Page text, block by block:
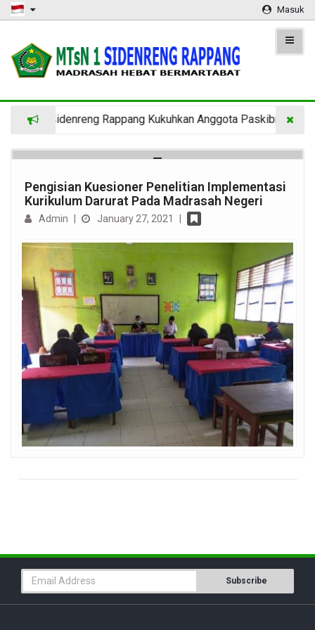
Masuk
1 Sidenreng Rappang Kukuhkan Anggota Paskibra di
Pengisian Kuesioner Penelitian Implementasi
Kurikulum Darurat Pada Madrasah Negeri
Admin January 27, 2021
Subscribe